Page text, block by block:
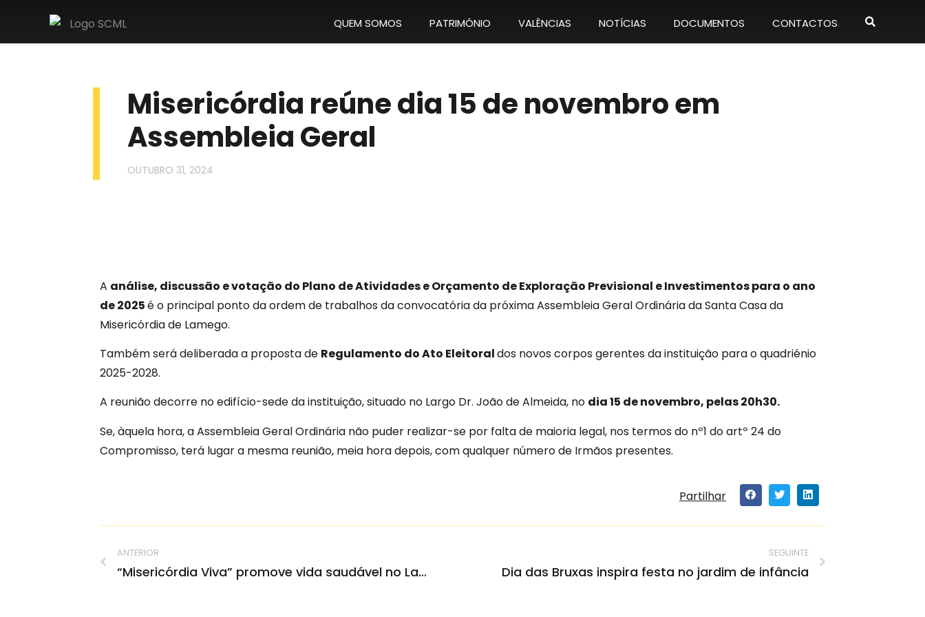
QUEM SOMOS PATRIMÓNIO VALÊNCIAS NOTÍCIAS DOCUMENTOS CONTACTOS
Misericórdia reúne dia 15 de novembro em
Assembleia Geral
OUTUBRO 31, 2024
A análise, discussão e votação do Plano de Atividades e Orçamento de Exploração Previsional e Investimentos para o ano
de 2025é o principal ponto da ordem de trabalhos da convocatória da próxima Assembleia Geral Ordinária da Santa Casa da
Misericórdia de Lamego.
Também será deliberada a proposta de Regulamento do Ato Eleitoraldos novos corpos gerentes da instituição para o quadriénio
2025-2028.
A reunião decorre no edifício-sede da instituição, situado no Largo Dr. João de Almeida, no dia 15 de novembro, pelas 20h30.
Se, àquela hora, a Assembleia Geral Ordinária não puder realizar-se por falta de maioria legal, nos termos do nº1 do artº 24 do
Compromisso, terá lugar a mesma reunião, meia hora depois, com qualquer número de Irmãos presentes.
Partilhar
ANTERIOR
“Misericórdia Viva” promove vida saudável no Lar de Idosos
SEGUINTE
Dia das Bruxas inspira festa no jardim de infância